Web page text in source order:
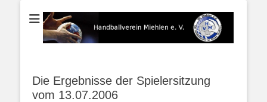
Handballverein
Miehlen e. V.
Der Handballverein im Blauen Ländchen
Die Ergebnisse der Spielersitzung
vom 13.07.2006